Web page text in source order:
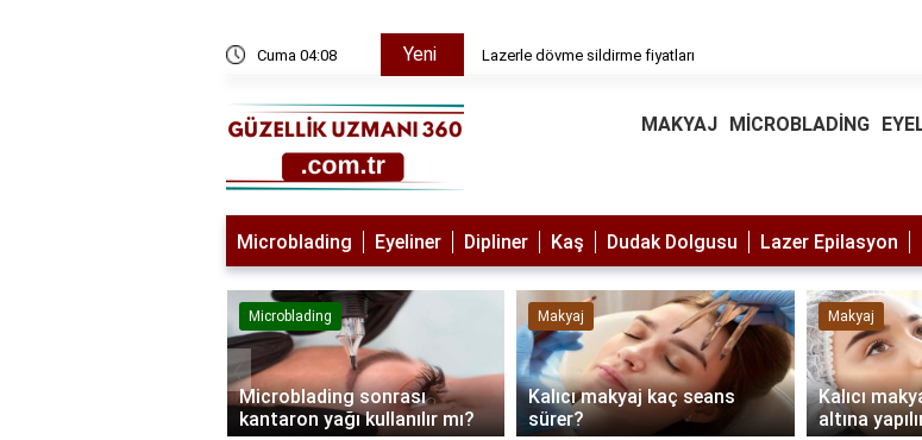
Cuma 04:08 Yeni Lazerle dövme sildirme fiyatları
MAKYAJ MİCROBLADİNG
Microblading Eyeliner Dipliner Kaş Dudak Dolgusu Lazer Epilasyon
Microblading
Microblading sonrası
kantaron yağı kullanılır mı?
Makyaj
Kalıcı makyaj kaç seans
sürer?
Makyaj
Kalıcı
altına
‹